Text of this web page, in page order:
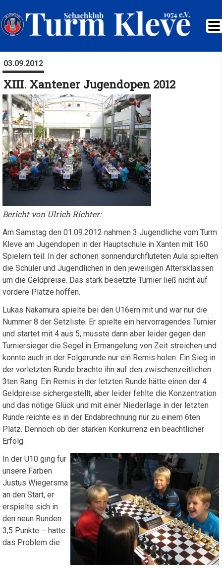
03.09.2012
XIII. Xantener Jugendopen 2012
Bericht von Ulrich Richter:
Am Samstag den 01.09.2012 nahmen 3 Jugendliche vom Turm
Kleve am Jugendopen in der Hauptschule in Xanten mit 160
Spielern teil. In der schönen sonnendurchfluteten Aula spielten
die Schüler und Jugendlichen in den jeweiligen Altersklassen
um die Geldpreise. Das stark besetzte Turnier ließ nicht auf
vordere Plätze hoffen.
Lukas Nakamura spielte bei den U16ern mit und war nur die
Nummer 8 der Setzliste. Er spielte ein hervorragendes Turnier
und startet mit 4 aus 5, musste dann aber leider gegen den
Turniersieger die Segel in Ermangelung von Zeit streichen und
konnte auch in der Folgerunde nur ein Remis holen. Ein Sieg in
der vorletzten Runde brachte ihn auf den zwischenzeitlichen
3ten Rang. Ein Remis in der letzten Runde hätte einen der 4
Geldpreise sichergestellt, aber leider fehlte die Konzentration
und das nötige Glück und mit einer Niederlage in der letzten
Runde reichte es in der Endabrechnung nur zu einem 6ten
Platz. Dennoch ob der starken Konkurrenz ein beachtlicher
Erfolg.
In der U10 ging für
unsere Farben
Justus Wiegersma
an den Start, er
erspielte sich in
den neun Runden
3,5 Punkte – hatte
das Problem die